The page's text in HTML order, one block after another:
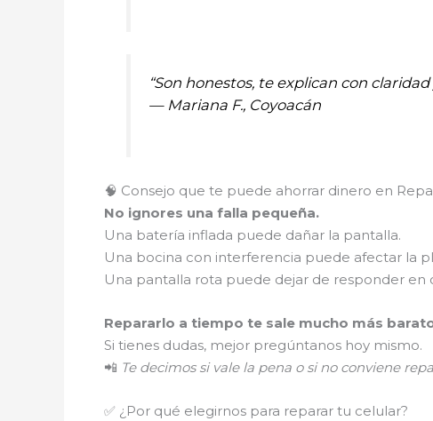
“Son honestos, te explican con
— Mariana F., Coyoacán
🧠 Consejo que te puede ahorrar dinero en
No ignores una falla pequeña.
Una batería inflada puede dañar la pantalla.
Una bocina con interferencia puede afectar la
Una pantalla rota puede dejar de responder en
Repararlo a tiempo te sale mucho más
Si tienes dudas, mejor pregúntanos hoy mismo.
📲 Te decimos si vale la pena o si no conviene
✅ ¿Por qué elegirnos para reparar tu celular?